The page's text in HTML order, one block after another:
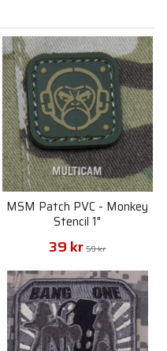
MSM Patch PVC - Monkey
Stencil 1"
39 kr 59 kr